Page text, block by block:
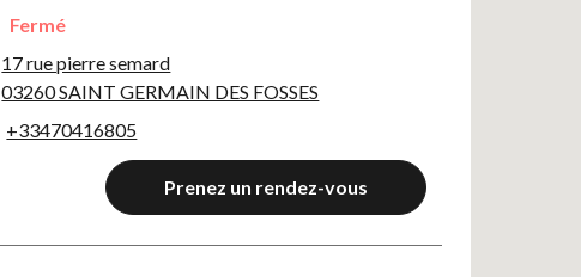
Fermé
17 rue pierre semard
03260 SAINT GERMAIN DES FOSSES
+33470416805
Prenez un rendez-vous